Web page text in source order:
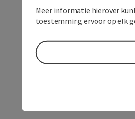
Meer informatie hierover
toestemming ervoor op elk